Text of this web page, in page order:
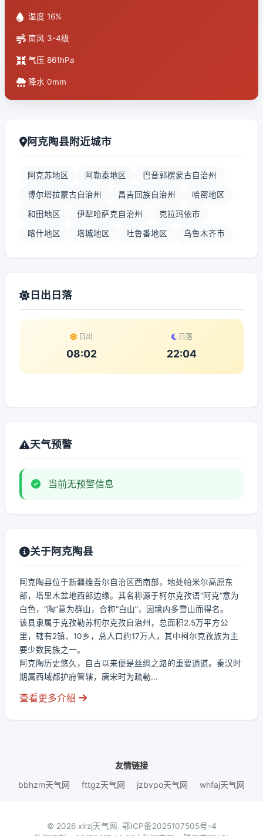
湿度 16%
南风 3-4级
气压 861hPa
降水 0mm
阿克陶县附近城市
阿克苏地区 阿勒泰地区 巴音郭楞蒙古自治州
博尔塔拉蒙古自治州 昌吉回族自治州 哈密地区
和田地区 伊犁哈萨克自治州 克拉玛依市
喀什地区 塔城地区 吐鲁番地区 乌鲁木齐市
日出日落
日出
08:02
日落
22:04
天气预警
当前无预警信息
关于阿克陶县
阿克陶县位于新疆维吾尔自治区西南部，地处帕米尔高原东
部，塔里木盆地西部边缘。其名称源于柯尔克孜语“阿克”意为
白色，“陶”意为群山，合称“白山”，因境内多雪山而得名。
该县隶属于克孜勒苏柯尔克孜自治州，总面积2.5万平方公
里，辖有2镇、10乡，总人口约17万人，其中柯尔克孜族为主
要少数民族之一。
阿克陶历史悠久，自古以来便是丝绸之路的重要通道。秦汉时
期属西域都护府管辖，唐宋时为疏勒...
查看更多介绍
友情链接
bbhzm天气网
fttgz天气网 jzbvpo天气网 whfaj天气网
© 2026 xlrzj天气网. 鄂ICP备2025107505号-4